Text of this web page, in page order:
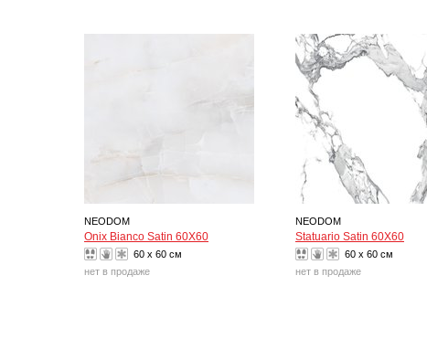
NEODOM
Onix Bianco Satin 60X60
60 x 60 см
нет в продаже
NEODOM
Statuario Satin 60X60
60 x 60 см
нет в продаже